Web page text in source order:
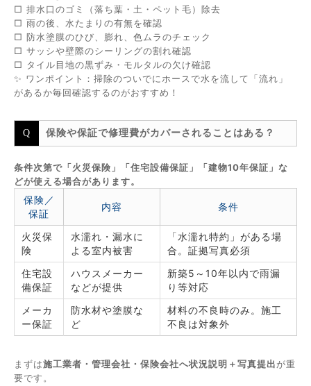
□ 排水口のゴミ（落ち葉・土・ペット毛）除去
□ 雨の後、水たまりの有無を確認
□ 防水塗膜のひび、膨れ、色ムラのチェック
□ サッシや壁際のシーリングの割れ確認
□ タイル目地の黒ずみ・モルタルの欠け確認
✨ ワンポイント：掃除のついでにホースで水を流して「流れ」
があるか毎回確認するのがおすすめ！
保険や保証で修理費がカバーされることはある？
条件次第で「火災保険」「住宅設備保証」「建物10年保証」な
どが使える場合があります。
保険／
保証
内容 条件
火災保
険
水濡れ・漏水に
よる室内被害
「水濡れ特約」がある場
合。証拠写真必須
住宅設
備保証
ハウスメーカー
などが提供
新築5～10年以内で雨漏
り等対応
メーカ
ー保証
防水材や塗膜な
ど
材料の不良時のみ。施工
不良は対象外
まずは施工業者・管理会社・保険会社へ状況説明＋写真提出が重
要です。